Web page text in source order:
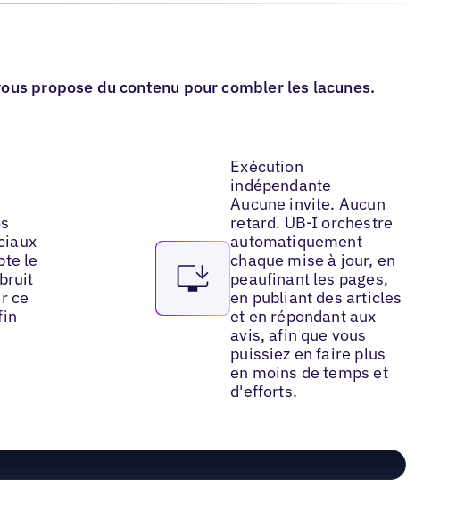
propose du contenu pour combler les lacunes.
le
ce
Exécution
indépendante
Aucune invite. Aucun
retard. UB-I orchestre
automatiquement
chaque mise à jour, en
peaufinant les pages,
en publiant des articles
et en répondant aux
avis, afin que vous
puissiez en faire plus
en moins de temps et
d'efforts.